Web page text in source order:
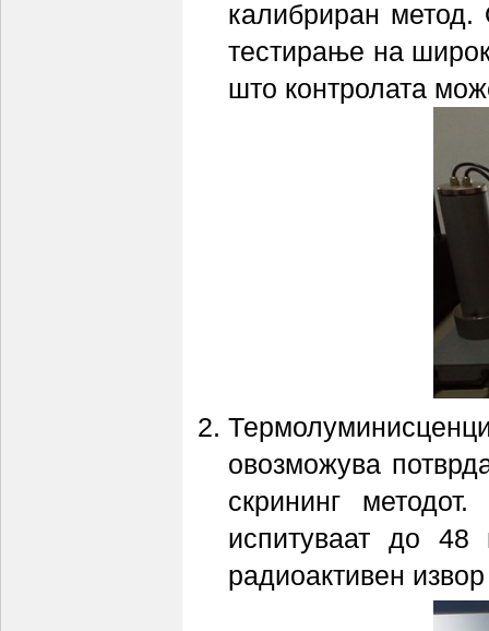
калибриран метод.
тестирање на
што контролата
овозможува
скрининг
испитуваат до
радиоактивен